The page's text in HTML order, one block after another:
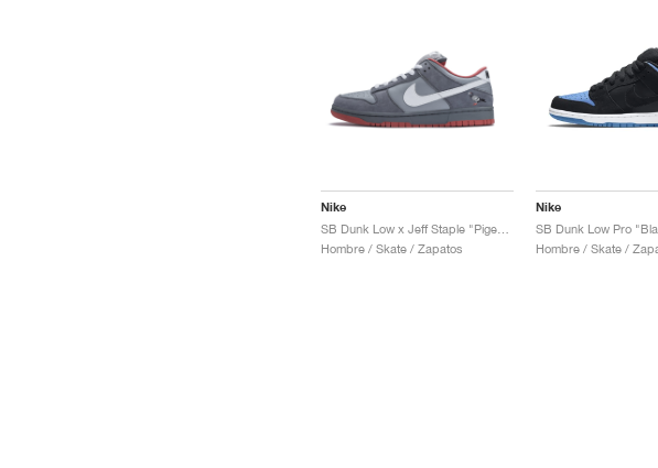
Nike
SB Dunk Low x Jeff Staple "Pigeon"
Hombre / Skate / Zapatos
Nike
Hombre / Skate /